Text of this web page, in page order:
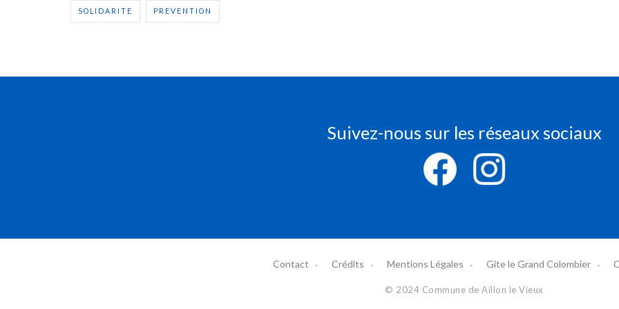
SOLIDARITE PREVENTION
Suivez-nous sur les réseaux sociaux
Contact Crédits Mentions Légales Gite le Grand Colombier
© 2024 Commune de Aillon le Vieux